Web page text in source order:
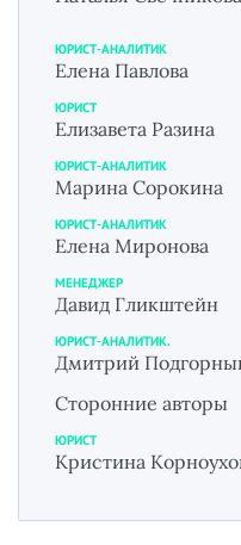
ЮРИСТ-АНАЛИТИК
Елена Павлова
ЮРИСТ
Елизавета Разина
ЮРИСТ-АНАЛИТИК
Марина Сорокина
ЮРИСТ-АНАЛИТИК
Елена Миронова
МЕНЕДЖЕР
Давид Гликштейн
ЮРИСТ-АНАЛИТИК.
Дмитрий
Сторонние авторы
ЮРИСТ
Кристина